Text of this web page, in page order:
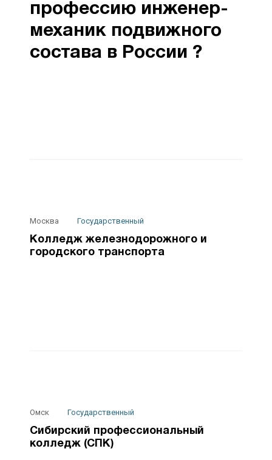
профессию инженер-
механик подвижного
состава в России ?
Москва Государственный
Колледж железнодорожного и
городского транспорта
Омск Государственный
Сибирский профессиональный
колледж (СПК)